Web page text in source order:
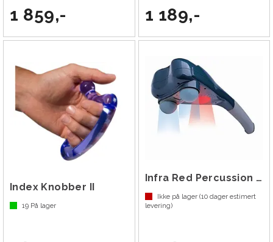
1 859,- 1 189,-
Index Knobber II
19 På lager
Infra Red Percussion Massager
Ikke på lager (10dager estimert
levering)